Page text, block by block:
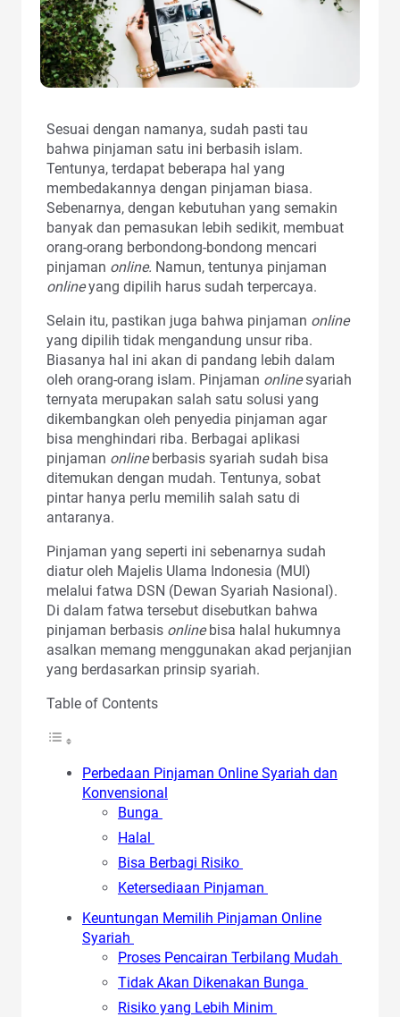
Sesuai dengan namanya, sudah pasti tau
bahwa pinjaman satu ini berbasih islam.
Tentunya, terdapat beberapa hal yang
membedakannya dengan pinjaman biasa.
Sebenarnya, dengan kebutuhan yang semakin
banyak dan pemasukan lebih sedikit, membuat
orang-orang berbondong-bondong mencari
pinjaman online. Namun, tentunya pinjaman
onlineyang dipilih harus sudah terpercaya.
Selain itu, pastikan juga bahwa pinjaman online
yang dipilih tidak mengandung unsur riba.
Biasanya hal ini akan di pandang lebih dalam
oleh orang-orang islam. Pinjaman onlinesyariah
ternyata merupakan salah satu solusi yang
dikembangkan oleh penyedia pinjaman agar
bisa menghindari riba. Berbagai aplikasi
pinjaman onlineberbasis syariah sudah bisa
ditemukan dengan mudah. Tentunya, sobat
pintar hanya perlu memilih salah satu di
antaranya.
Pinjaman yang seperti ini sebenarnya sudah
diatur oleh Majelis Ulama Indonesia (MUI)
melalui fatwa DSN (Dewan Syariah Nasional).
Di dalam fatwa tersebut disebutkan bahwa
pinjaman berbasis onlinebisa halal hukumnya
asalkan memang menggunakan akad perjanjian
yang berdasarkan prinsip syariah.
Table of Contents
Perbedaan Pinjaman Online Syariah dan
Konvensional
Bunga
Halal
Bisa Berbagi Risiko
Ketersediaan Pinjaman
Keuntungan Memilih Pinjaman Online
Syariah
Proses Pencairan Terbilang Mudah
Tidak Akan Dikenakan Bunga
Risiko yang Lebih Minim